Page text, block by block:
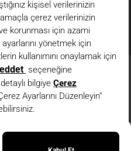
Bilgi Toplumu Hizmetleri
Örme Modal Ceket